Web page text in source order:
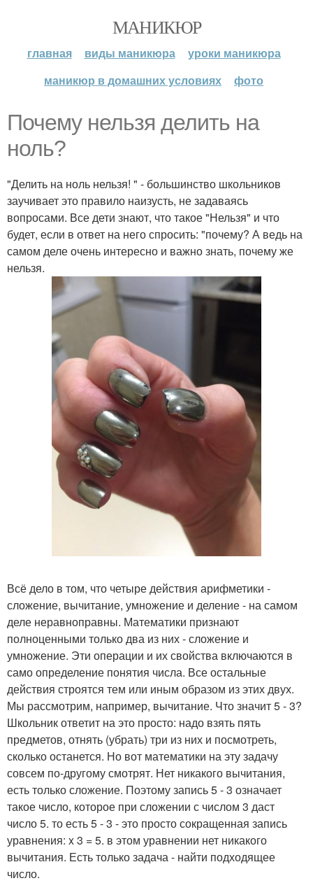
МАНИКЮР
главная виды маникюра
уроки маникюра
маникюр в домашних условиях
фото
Почему нельзя делить на
ноль?
"Делить на ноль нельзя! " - большинство школьников
заучивает это правило наизусть, не задаваясь
вопросами. Все дети знают, что такое "Нельзя" и что
будет, если в ответ на него спросить: "почему? А ведь на
самом деле очень интересно и важно знать, почему же
нельзя.
Всё дело в том, что четыре действия арифметики -
сложение, вычитание, умножение и деление - на самом
деле неравноправны. Математики признают
полноценными только два из них - сложение и
умножение. Эти операции и их свойства включаются в
само определение понятия числа. Все остальные
действия строятся тем или иным образом из этих двух.
Мы рассмотрим, например, вычитание. Что значит 5 - 3?
Школьник ответит на это просто: надо взять пять
предметов, отнять (убрать) три из них и посмотреть,
сколько останется. Но вот математики на эту задачу
совсем по-другому смотрят. Нет никакого вычитания,
есть только сложение. Поэтому запись 5 - 3 означает
такое число, которое при сложении с числом 3 даст
число 5. то есть 5 - 3 - это просто сокращенная запись
уравнения: x 3 = 5. в этом уравнении нет никакого
вычитания. Есть только задача - найти подходящее
число.